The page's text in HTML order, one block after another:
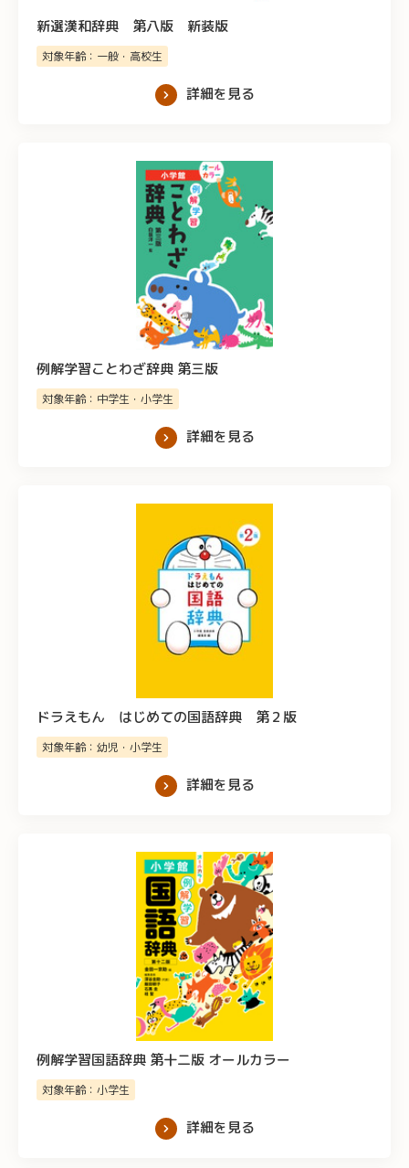
新選漢和辞典 第八版 新装版
対象年齢：一般・高校生
詳細を見る
例解学習ことわざ辞典 第三版
対象年齢：中学生・小学生
詳細を見る
ドラえもん はじめての国語辞典 第２版
対象年齢：幼児・小学生
詳細を見る
例解学習国語辞典 第十二版 オールカラー
対象年齢：小学生
詳細を見る